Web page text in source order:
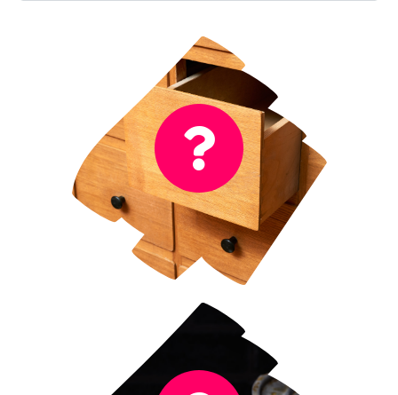
¡incorrecto!
No es el sonido de un cajón